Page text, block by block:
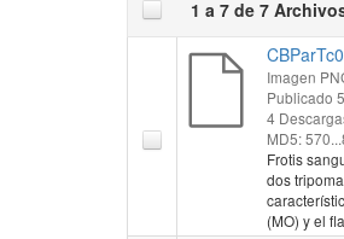
1 a 7 de 7
Imagen
Publicado
4
MD5:
Frotis
dos
(MO) y el